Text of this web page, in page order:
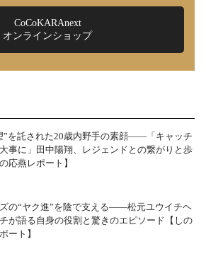
CoCoKARAnext
オンラインショップ
”を託された20歳内野手の素顔――「キャッチ
事に」田中陽翔、レジェンドとの繋がりと歩
応燕レポート】
の“ヤク進”を陰で支える――松元ユウイチヘ
が語る自身の役割と驚きのエピソード【しの
ート】